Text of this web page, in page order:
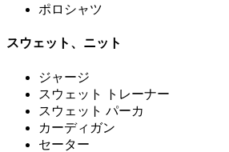
ポロシャツ
スウェット、ニット
ジャージ
スウェット トレーナー
スウェット パーカ
カーディガン
セーター